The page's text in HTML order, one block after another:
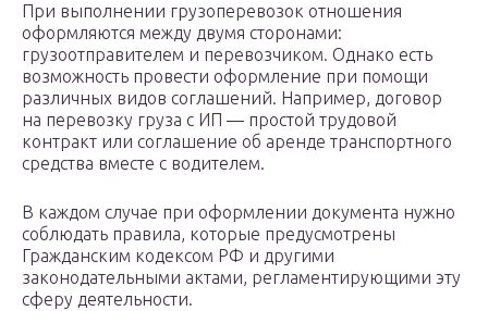
При выполнении грузоперевозок отношения
оформляются между двумя сторонами:
грузоотправителем и перевозчиком. Однако есть
возможность провести оформление при помощи
различных видов соглашений. Например, договор
на перевозку груза с ИП — простой трудовой
контракт или соглашение об аренде транспортного
средства вместе с водителем.
В каждом случае при оформлении документа нужно
соблюдать правила, которые предусмотрены
Гражданским кодексом РФ и другими
законодательными актами, регламентирующими эту
сферу деятельности.